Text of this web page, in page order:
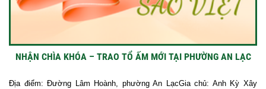
NHẬN CHÌA KHÓA – TRAO TỔ ẤM MỚI TẠI PHƯỜNG AN LẠC
Địa điểm: Đường Lâm Hoành, phường An LạcGia chủ: Anh Kỳ Xây